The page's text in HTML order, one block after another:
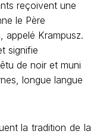
reçoivent une
le Père
appelé Krampusz.
signifie
de noir et muni
longue langue
la tradition de la